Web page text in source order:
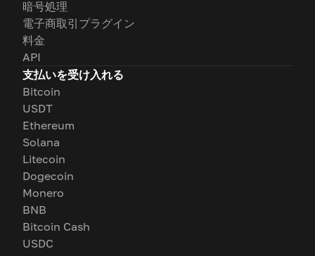
暗号処理
電子商取引プラグイン
料金
API
支払いを受け入れる
Bitcoin
USDT
Ethereum
Solana
Litecoin
Dogecoin
Monero
BNB
Bitcoin Cash
USDC